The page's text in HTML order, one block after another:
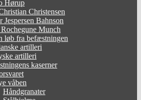
Hørup
Christensen
Jespersen Bahnson
Rochegune Munch
løb fra befæstningen
artilleri
artilleri
kaserner
våben
Håndgranater